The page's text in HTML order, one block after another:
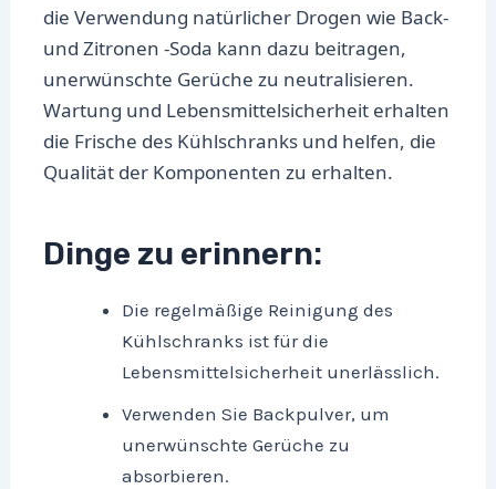
die Verwendung natürlicher Drogen wie Back-
und Zitronen -Soda kann dazu beitragen,
unerwünschte Gerüche zu neutralisieren.
Wartung und Lebensmittelsicherheit erhalten
die Frische des Kühlschranks und helfen, die
Qualität der Komponenten zu erhalten.
Dinge zu erinnern:
Die regelmäßige Reinigung des
Kühlschranks ist für die
Lebensmittelsicherheit unerlässlich.
Verwenden Sie Backpulver, um
unerwünschte Gerüche zu
absorbieren.